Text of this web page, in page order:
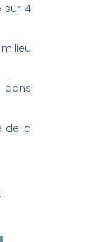
sur 4
de la